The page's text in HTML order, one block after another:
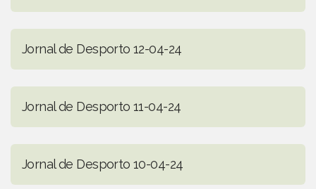
Jornal de Desporto 12-04-24
Jornal de Desporto 11-04-24
Jornal de Desporto 10-04-24